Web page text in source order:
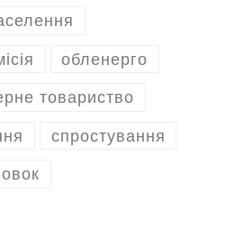
обленерго
товариство
спростування